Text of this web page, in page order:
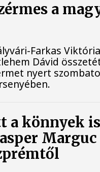
a
Farkas
Dávid
nyert
a könnyek
Marguc